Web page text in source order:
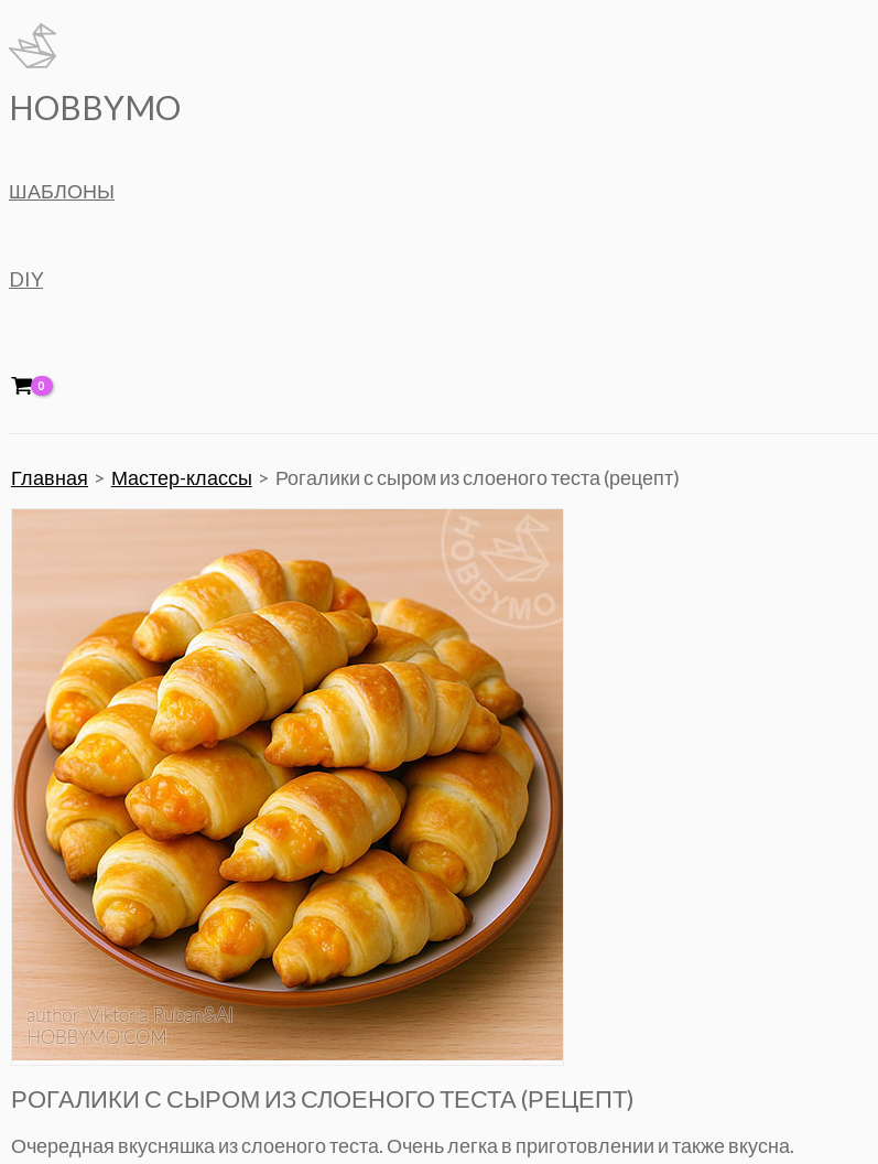
Перейти
к
содержимому
HOBBYMO
ШАБЛОНЫ
DIY
Главная Мастер-классы Рогалики с сыром из слоеного теста (рецепт)
РОГАЛИКИ С СЫРОМ ИЗ СЛОЕНОГО ТЕСТА (РЕЦЕПТ)
Очередная вкусняшка из слоеного теста. Очень легка в приготовлении и также вкусна.